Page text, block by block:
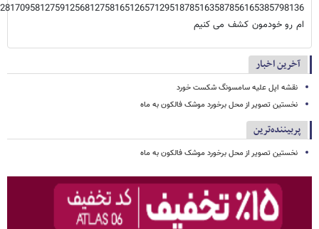
ام رو خودمون کشف می کنیم
آخرین اخبار
نقشه اپل علیه سامسونگ شکست خورد
نخستین تصویر از محل برخورد موشک فالکون به ماه
پربیننده‌ترین
نخستین تصویر از محل برخورد موشک فالکون به ماه